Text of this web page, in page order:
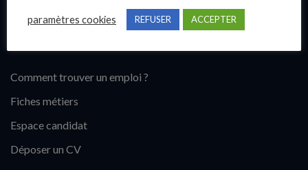
Comment trouver un emploi ?
Fiches métiers
Espace candidat
Déposer un CV
paramètres cookies REFUSER ACCEPTER